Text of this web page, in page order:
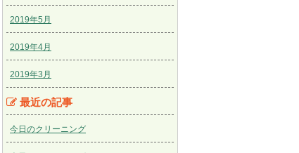
2019年5月
2019年4月
2019年3月
最近の記事
今日のクリーニング